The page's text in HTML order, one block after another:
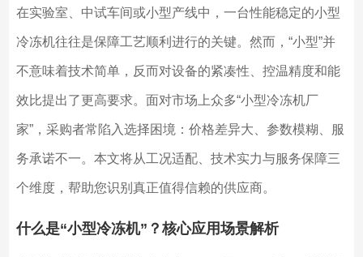
在实验室、中试车间或小型产线中，一台性能稳定的小型
冷冻机往往是保障工艺顺利进行的关键。然而，“小型”并
不意味着技术简单，反而对设备的紧凑性、控温精度和能
效比提出了更高要求。面对市场上众多“小型冷冻机厂
家”，采购者常陷入选择困境：价格差异大、参数模糊、服
务承诺不一。本文将从工况适配、技术实力与服务保障三
个维度，帮助您识别真正值得信赖的供应商。
什么是“小型冷冻机”？核心应用场景解析